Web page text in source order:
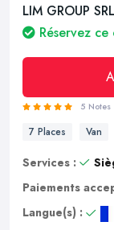
LIM GROUP SRL
Réservez
5 Notes
7 Places Van
Services :
Paiements
Langue(s) :